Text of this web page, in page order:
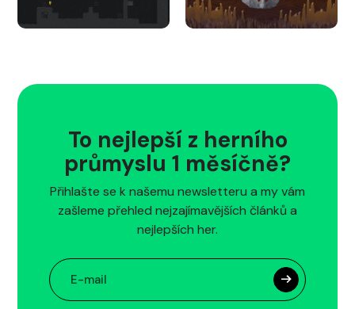
To nejlepší z herního
průmyslu 1 měsíčně?
Přihlašte se k našemu newsletteru a my vám
zašleme přehled nejzajímavějších článků a
nejlepších her.